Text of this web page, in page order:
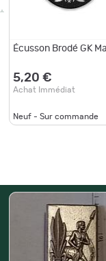
Écusson Brodé GK
5,20 €
Achat Immédiat
Neuf - Sur commande